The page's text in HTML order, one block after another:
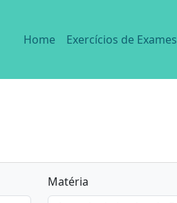
Home Exercícios de Exames
Matéria